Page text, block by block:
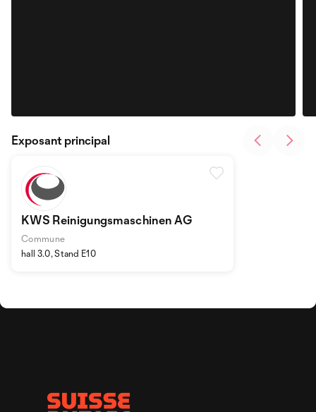
KWS Reinigungsmaschinen AG
Commune
hall 3.0, Stand E10
Exposant principal